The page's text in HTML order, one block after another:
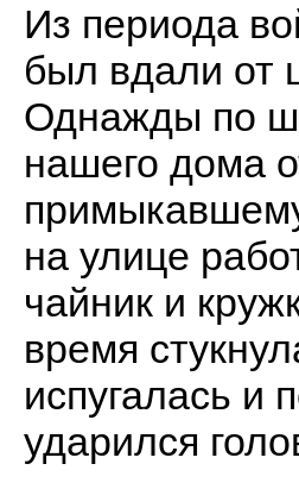
Из периода
был вдали от
Однажды по
нашего дома
на улице
чайник и
время
испугалась и
ударился